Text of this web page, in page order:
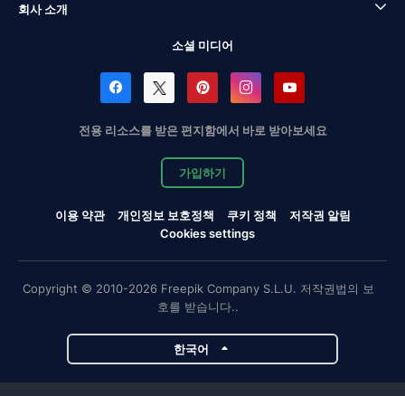
회사 소개
소셜 미디어
전용 리소스를 받은 편지함에서 바로 받아보세요
가입하기
이용 약관 개인정보 보호정책 쿠키 정책
저작권 알림
Cookies settings
Copyright © 2010-2026 Freepik Company S.L.U. 저작권법의 보
호를 받습니다..
한국어